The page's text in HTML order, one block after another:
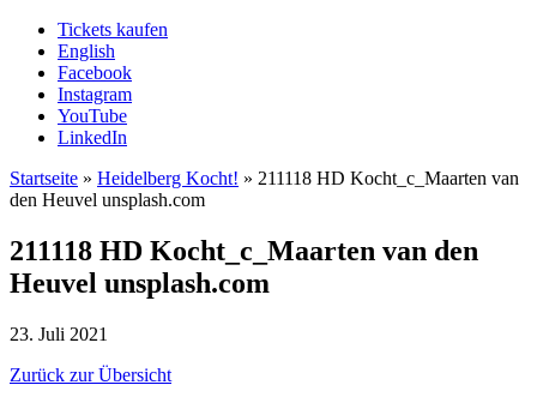
Tickets kaufen
English
Facebook
Instagram
YouTube
LinkedIn
Startseite » Heidelberg Kocht! » 211118 HD Kocht_c_Maarten van
den Heuvel unsplash.com
211118 HD Kocht_c_Maarten van den
Heuvel unsplash.com
23. Juli 2021
Zurück zur Übersicht